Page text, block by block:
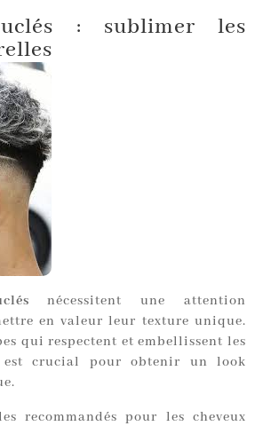
: sublimer les
nécessitent une attention
en valeur leur texture unique.
qui respectent et embellissent les
est crucial pour obtenir un look
recommandés pour les cheveux